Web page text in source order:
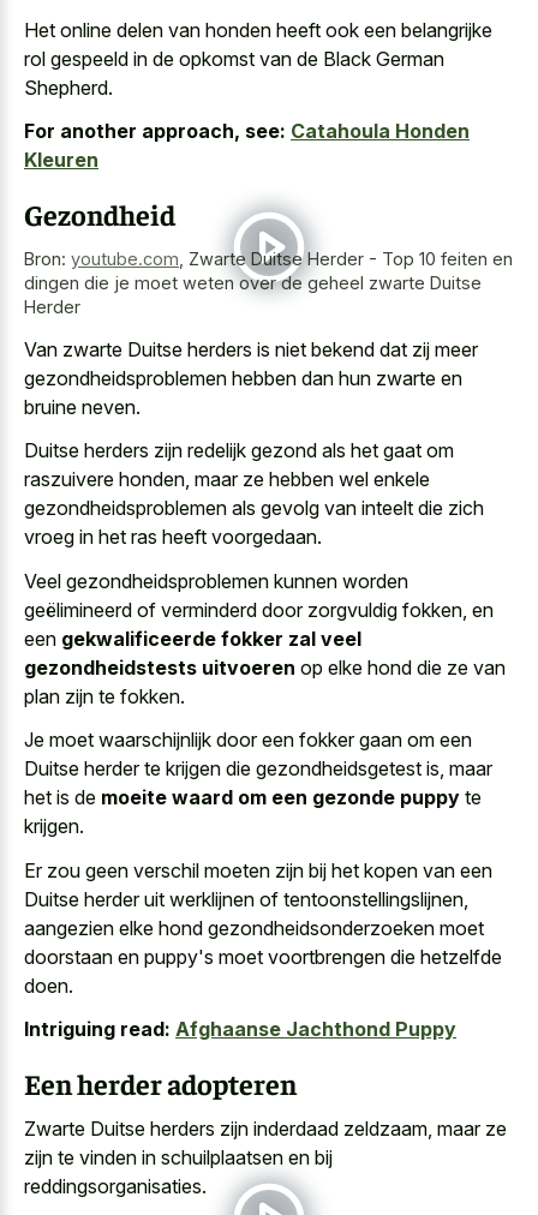
Het online delen van honden heeft ook een belangrijke
rol gespeeld in de opkomst van de Black German
Shepherd.
For another approach, see: Catahoula Honden
Kleuren
Gezondheid
Bron: youtube.com, Zwarte Duitse Herder - Top 10 feiten en
dingen die je moet weten over de geheel zwarte Duitse
Herder
Van zwarte Duitse herders is niet bekend dat zij meer
gezondheidsproblemen hebben dan hun zwarte en
bruine neven.
Duitse herders zijn redelijk gezond als het gaat om
raszuivere honden, maar ze hebben wel enkele
gezondheidsproblemen als gevolg van inteelt die zich
vroeg in het ras heeft voorgedaan.
Veel gezondheidsproblemen kunnen worden
geëlimineerd of verminderd door zorgvuldig fokken, en
een gekwalificeerde fokker zal veel
gezondheidstests uitvoeren op elke hond die ze van
plan zijn te fokken.
Je moet waarschijnlijk door een fokker gaan om een
Duitse herder te krijgen die gezondheidsgetest is, maar
het is de moeite waard om een gezonde puppy te
krijgen.
Er zou geen verschil moeten zijn bij het kopen van een
Duitse herder uit werklijnen of tentoonstellingslijnen,
aangezien elke hond gezondheidsonderzoeken moet
doorstaan en puppy's moet voortbrengen die hetzelfde
doen.
Intriguing read: Afghaanse Jachthond Puppy
Een herder adopteren
Zwarte Duitse herders zijn inderdaad zeldzaam, maar ze
zijn te vinden in schuilplaatsen en bij
reddingsorganisaties.